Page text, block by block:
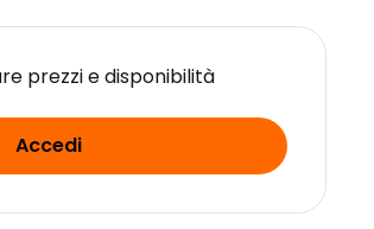
prezzi e disponibilità
Accedi